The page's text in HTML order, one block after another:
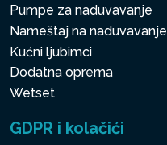
Pumpe za naduvavanje
Nameštaj na naduvavanje
Kućni ljubimci
Dodatna oprema
Wetset
GDPR i kolačići